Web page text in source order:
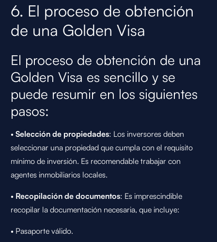
6. El proceso de obtención
de una Golden Visa
El proceso de obtención de una
Golden Visa es sencillo y se
puede resumir en los siguientes
pasos:
•Selección de propiedades: Los inversores deben
seleccionar una propiedad que cumpla con el requisito
mínimo de inversión. Es recomendable trabajar con
agentes inmobiliarios locales.
• Recopilación de documentos: Es imprescindible
recopilar la documentación necesaria, que incluye:
• Pasaporte válido.